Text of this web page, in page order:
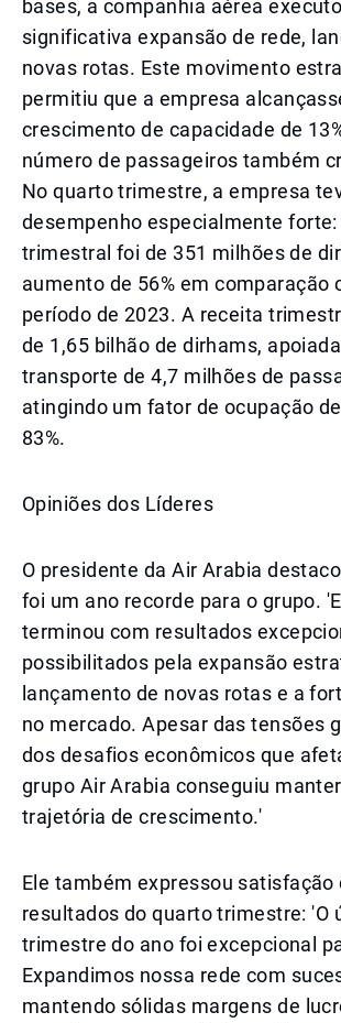
bases, a companhia aérea
significativa expansão de rede,
novas rotas. Este movimento
permitiu que a empresa
crescimento de capacidade de
número de passageiros também
No quarto trimestre, a empresa
desempenho especialmente
trimestral foi de 351 milhões de
aumento de 56% em comparação
período de 2023. A receita
de 1,65 bilhão de dirhams,
transporte de 4,7 milhões de
atingindo um fator de ocupação
83%.
Opiniões dos Líderes
O presidente da Air Arabia
foi um ano recorde para o grupo.
terminou com resultados
possibilitados pela expansão
lançamento de novas rotas e a
no mercado. Apesar das tensões
dos desafios econômicos que
grupo Air Arabia conseguiu
trajetória de crescimento.'
Ele também expressou satisfação
resultados do quarto trimestre: 'O
trimestre do ano foi excepcional
Expandimos nossa rede com
mantendo sólidas margens de